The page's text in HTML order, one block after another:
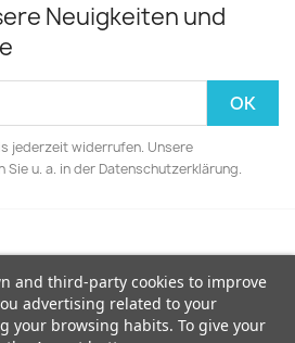
Neuigkeiten und
jederzeit widerrufen. Unsere
u. a. in der Datenschutzerklärung.
and third-party cookies to improve
advertising related to your
your browsing habits. To give your